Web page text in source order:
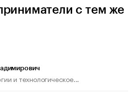
с тем же
и технологическое...